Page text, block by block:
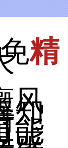
精
知
能
或